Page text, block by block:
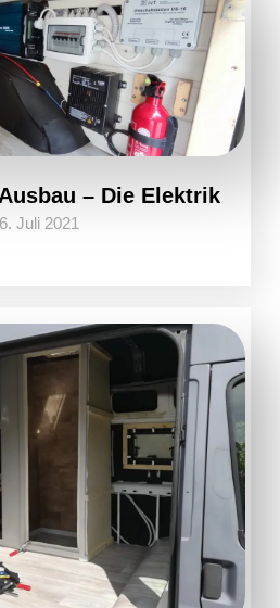
– Die Elektrik
Juli 2021